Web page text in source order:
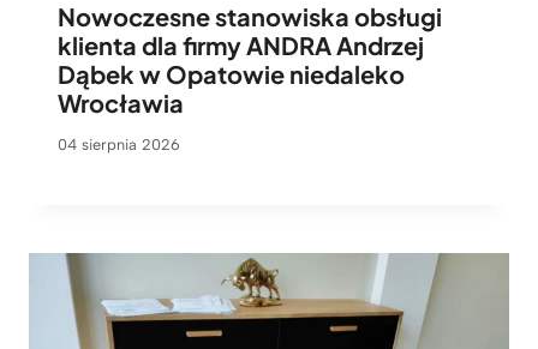
Nowoczesne stanowiska obsługi
klienta dla firmy ANDRA Andrzej
Dąbek w Opatowie niedaleko
Wrocławia
04 sierpnia 2026